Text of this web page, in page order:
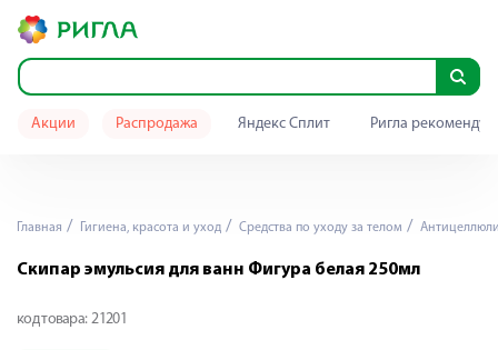
Акции Распродажа Яндекс Сплит Ригла
Главная Гигиена, красота и уход Средства по уходу за телом
Скипар эмульсия для ванн Фигура белая 250мл
код товара: 21201